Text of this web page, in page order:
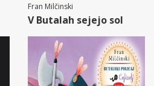
Fran Milčinski
V Butalah sejejo sol